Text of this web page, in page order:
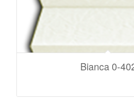
Bianca 0-